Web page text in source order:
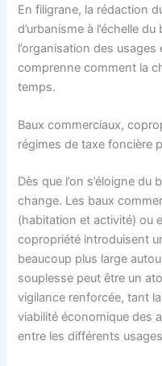
En filigrane, la rédaction
d’urbanisme à l’échelle
l’organisation des
comprenne comment la
temps.
Baux commerciaux,
régimes de taxe foncière
Dès que l’on s’éloigne
change. Les baux
(habitation et activité) ou
copropriété introduisent
beaucoup plus large
souplesse peut être un
vigilance renforcée, tant
viabilité économique des
entre les différents